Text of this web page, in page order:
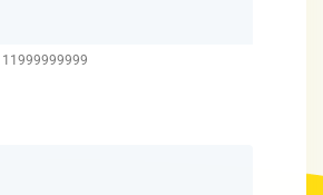
11999999999